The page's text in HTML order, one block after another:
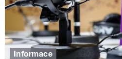
Informace